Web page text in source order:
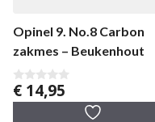
Opinel 9. No.8 Carbon
zakmes – Beukenhout
0
v
€ 14,95